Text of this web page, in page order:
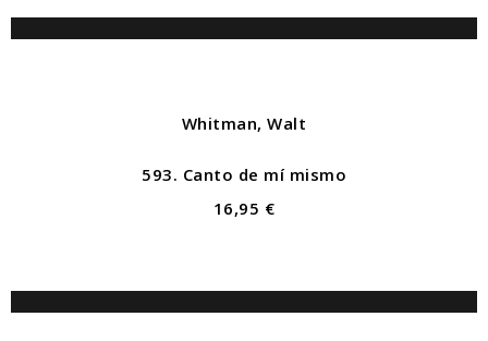
Whitman, Walt
593. Canto de mí mismo
16,95 €